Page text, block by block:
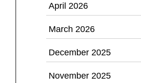
April 2026
March 2026
December 2025
November 2025